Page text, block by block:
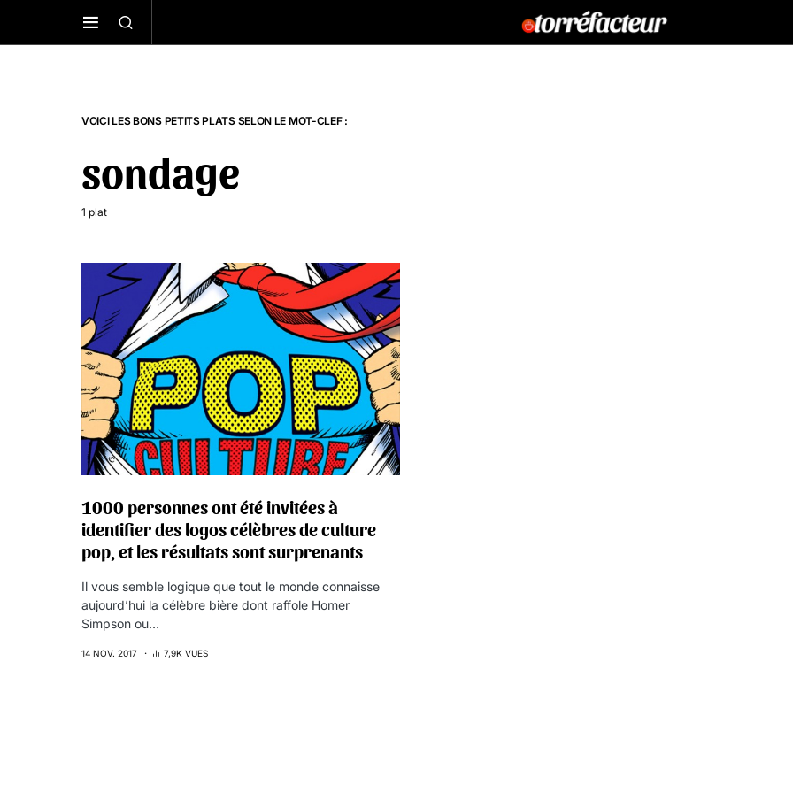
VOICI LES BONS PETITS PLATS SELON LE MOT-CLEF :
sondage
1 plat
1000 personnes ont été invitées à
identifier des logos célèbres de culture
pop, et les résultats sont surprenants
Il vous semble logique que tout le monde connaisse
aujourd’hui la célèbre bière dont raffole Homer
Simpson ou…
14 NOV. 2017 7,9K VUES